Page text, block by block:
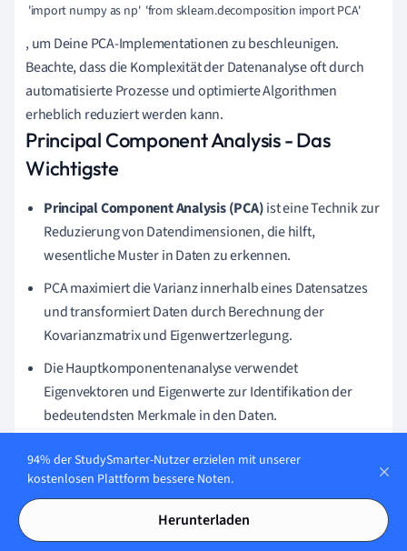
'import numpy as np'  'from sklearn.decomposition import PCA'
, um Deine PCA-Implementationen zu beschleunigen.
Beachte, dass die Komplexität der Datenanalyse oft durch
automatisierte Prozesse und optimierte Algorithmen
erheblich reduziert werden kann.
Principal Component Analysis - Das
Wichtigste
Principal Component Analysis (PCA)ist eine Technik zur
Reduzierung von Datendimensionen, die hilft,
wesentliche Muster in Daten zu erkennen.
PCA maximiert die Varianz innerhalb eines Datensatzes
und transformiert Daten durch Berechnung der
Kovarianzmatrix und Eigenwertzerlegung.
Die Hauptkomponentenanalyse verwendet
Eigenvektoren und Eigenwerte zur Identifikation der
bedeutendsten Merkmale in den Daten.
Reduzierung der Variablen eines Blumen-Datensatzes
von drei auf zwei Hauptkomponenten.
Die Implementierung der Hauptkomponentenanalyse in
94% der StudySmarter-Nutzer erzielen mit unserer
kostenlosen Plattform bessere Noten.
Herunterladen